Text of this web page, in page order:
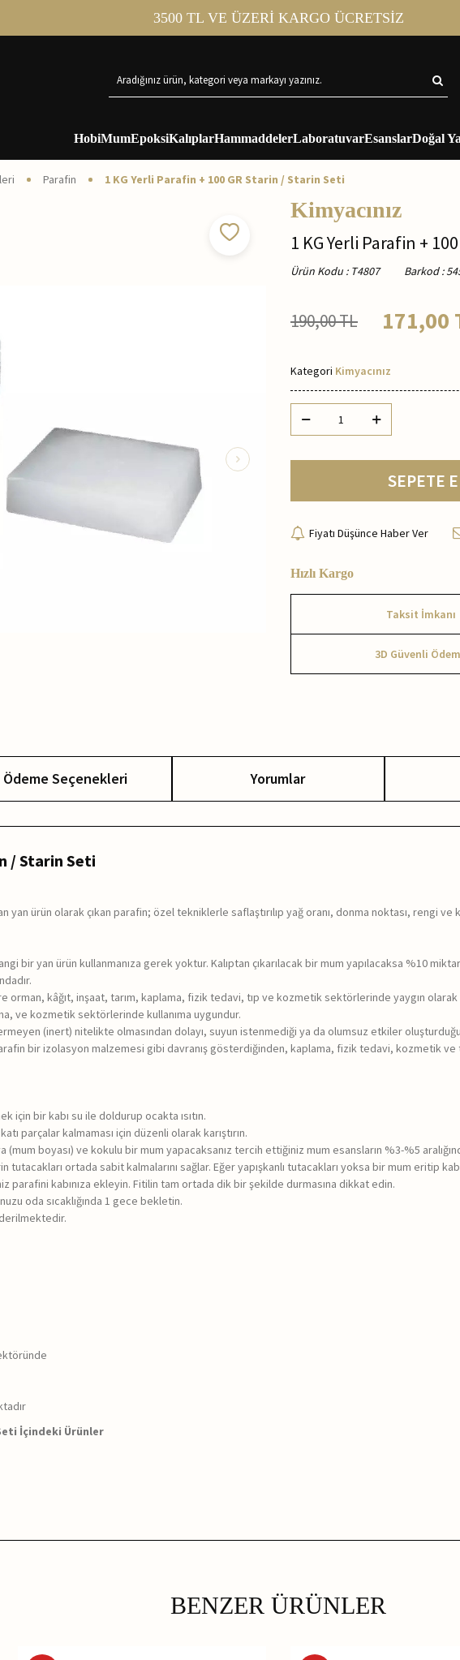
3500 TL VE ÜZERİ KARGO ÜCRETSİZ
HobiMumEpoksiKalıplarHammaddelerLaboratuvarEsanslarDoğal
Parafin 1 KG Yerli Parafin + 100 GR Starin / Starin Seti
Kimyacınız
1 KG Yerli Parafin +
Ürün Kodu : T4807 Barkod :
190,00TL 171,00
Kategori Kimyacınız
SEPETE
Fiyatı Düşünce Haber Ver
Hızlı Kargo
Taksit İmkanı
3D Güvenli
Ödeme Seçenekleri Yorumlar
/ Starin Seti
ürün olarak çıkan parafin; özel tekniklerle saflaştırılıp yağ oranı, donma noktası, rengi
bir yan ürün kullanmanıza gerek yoktur. Kalıptan çıkarılacak bir mum yapılacaksa %10
kâğıt, inşaat, tarım, kaplama, fizik tedavi, tıp ve kozmetik sektörlerinde yaygın olarak
ve kozmetik sektörlerinde kullanıma uygundur.
(inert) nitelikte olmasından dolayı, suyun istenmediği ya da olumsuz etkiler
bir izolasyon malzemesi gibi davranış gösterdiğinden, kaplama, fizik tedavi, kozmetik ve
için bir kabı su ile doldurup ocakta ısıtın.
parçalar kalmaması için düzenli olarak karıştırın.
boyası) ve kokulu bir mum yapacaksanız tercih ettiğiniz mum esansların %3-%5
tutacakları ortada sabit kalmalarını sağlar. Eğer yapışkanlı tutacakları yoksa bir mum eritip
kabınıza ekleyin. Fitilin tam ortada dik bir şekilde durmasına dikkat edin.
oda sıcaklığında 1 gece bekletin.
İçindeki Ürünler
BENZER ÜRÜNLER